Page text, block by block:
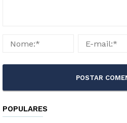
POPULARES